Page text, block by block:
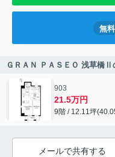
無料
ＧＲＡＮ ＰＡＳＥＯ 浅草橋Ⅱ
903
21.5万円
9階 / 12.11坪
メールで共有する